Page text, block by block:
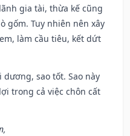
gia tài, thừa kế cũng
gốm. Tuy nhiên nên xây
làm cầu tiêu, kết dứt
dương, sao tốt. Sao này
trong cả việc chôn cất